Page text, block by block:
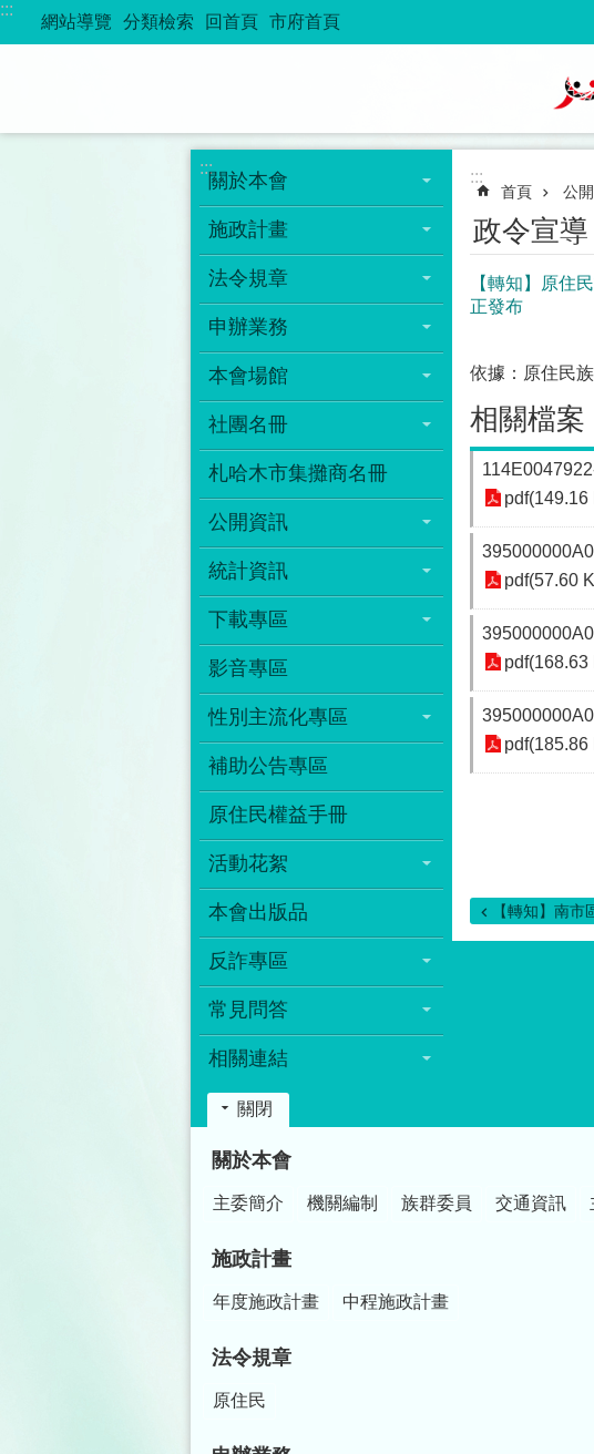
跳到主要內容區塊
:::
網站導覽 分類檢索 回首頁 市府首頁
:::
關於本會
施政計畫
法令規章
申辦業務
本會場館
社團名冊
札哈木市集攤商名冊
公開資訊
統計資訊
下載專區
影音專區
性別主流化專區
補助公告專區
原住民權益手冊
活動花絮
本會出版品
反詐專區
常見問答
相關連結
:::
首頁 公
政令宣導
【轉知】原住
正發布
依據：原住民
相關檔案
pdf(149.16
pdf(57.60
pdf(168.63
pdf(185.86
【轉知】南市
關閉
關於本會
主委簡介 機關編制 族群委員 交通資訊
施政計畫
年度施政計畫 中程施政計畫
法令規章
原住民